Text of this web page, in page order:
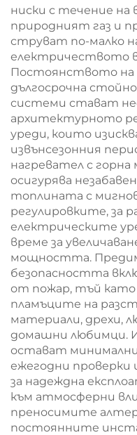
ниски с течение
природният газ и
струват по-малко
електричеството
Постоянството на
дългосрочна
системи стават
архитектурното
уреди, които
извънсезонния
нагревател с
осигурява
топлината с
регулировките, за
електрическите
време за
мощността.
безопасността
от пожар, тъй като
пламъците на
материали, дрехи,
домашни любимци.
остават
ежегодни проверки
за надеждна
към атмосферни
преносимите
постоянните